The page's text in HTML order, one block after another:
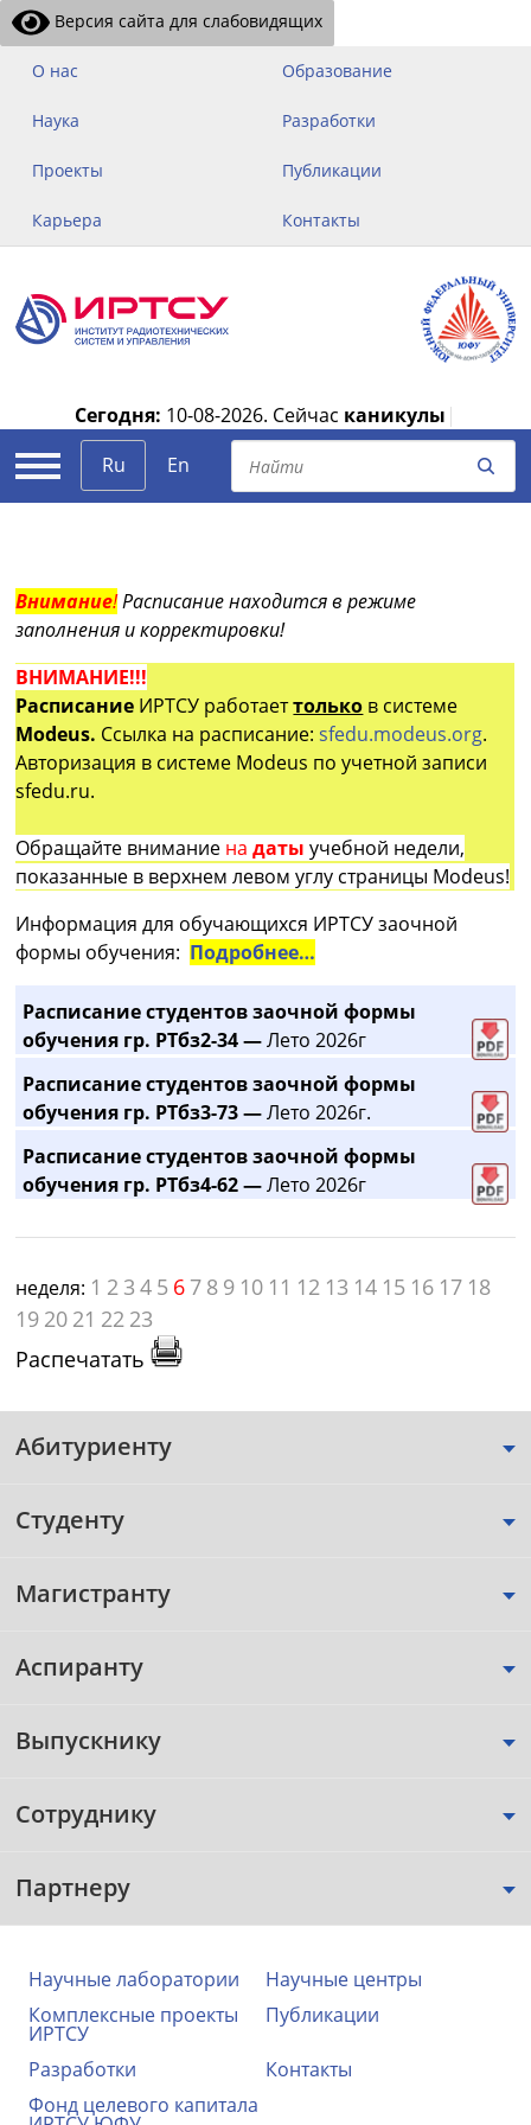
Версия сайта для слабовидящих
О нас Образование
Наука Разработки
Проекты Публикации
Карьера Контакты
Сегодня: 10-08-2026. Сейчас каникулы |
Ru
En
Внимание!Расписание находится в режиме
заполнения и корректировки!
ВНИМАНИЕ!!!
Расписание ИРТСУ работаеттолько в системе
Modeus. Ссылка на расписание:sfedu.modeus.org.
Авторизация в системе Modeus по учетной записи
sfedu.ru.
Обращайте внимание на датыучебной недели,
показанные в верхнем левом углу страницы Modeus!
Информация для обучающихся ИРТСУ заочной
формы обучения: Подробнее…
Расписание студентов заочной формы
обучения гр. РТбз2-34 —Лето 2026г
Расписание студентов заочной формы
обучения гр. РТбз3-73 —Лето 2026г.
Расписание студентов заочной формы
обучения гр. РТбз4-62 —Лето 2026г
неделя: 1 2 3 4 5 6 7 8 9 10 11 12 13 14 15 16 17 18
19 20 21 22 23
Распечатать
Абитуриенту
Студенту
Магистранту
Аспиранту
Выпускнику
Сотруднику
Партнеру
Научные лаборатории
Научные центры
Комплексные проекты
ИРТСУ
Публикации
Разработки
Контакты
Фонд целевого капитала